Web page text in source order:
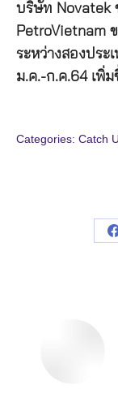
บริษัท Novatek
PetroVietnam
ระหว่างสองประ
ม.ค.-ก.ค.64 เพิ่
Categories: Catch